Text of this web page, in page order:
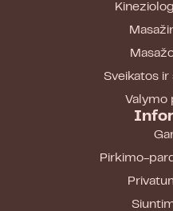
Sveikatos
Valymo
Pirkimo-